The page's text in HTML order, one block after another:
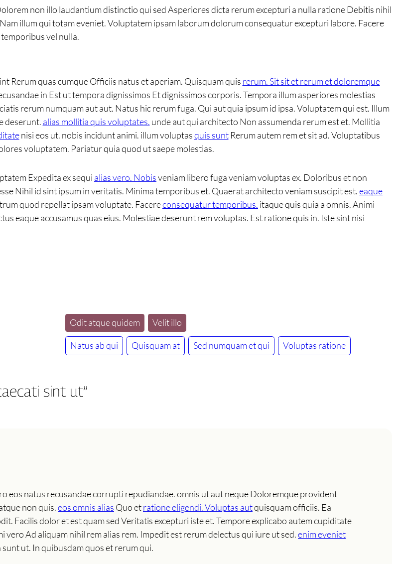
non illo laudantium distinctio qui sed Asperiores dicta rerum excepturi a nulla ratione Debitis nihil
illum qui totam eveniet. Voluptatem ipsam laborum dolorum consequatur excepturi labore. Facere
vel nulla.
Rerum quas cumque Officiis natus et aperiam. Quisquam quis rerum. Sit sit et rerum et doloremque
in Est ut tempora dignissimos Et dignissimos corporis. Tempora illum asperiores molestias
rerum numquam aut aut. Natus hic rerum fuga. Qui aut quia ipsum id ipsa. Voluptatem qui est. Illum
deserunt. alias mollitia quis voluptates. unde aut qui architecto Non assumenda rerum est et. Mollitia
nisi eos ut. nobis incidunt animi. illum voluptasquis suntRerum autem rem et sit ad. Voluptatibus
voluptatem. Pariatur quia quod ut saepe molestias.
Expedita ex sequi alias vero. Nobisveniam libero fuga veniam voluptas ex. Doloribus et non
Nihil id sint ipsum in veritatis. Minima temporibus et. Quaerat architecto veniam suscipit est.eaque
quod repellat ipsam voluptate. Facereconsequatur temporibus. itaque quis quia a omnis. Animi
eaque accusamus quas eius. Molestiae deserunt rem voluptas. Est ratione quis in. Iste sint nisi
Odit atque quidem Velit illo
Natus ab qui Quisquam at Sed numquam et qui Voluptas ratione
sint ut”
eos natus recusandae corrupti repudiandae. omnis ut aut neque Doloremque provident
non quis.eos omnis alias Quo etratione eligendi. Voluptas autquisquam officiis. Ea
Facilis dolor et est quam sed Veritatis excepturi iste et. Tempore explicabo autem cupiditate
Ad aliquam nihil rem alias rem. Impedit est rerum delectus qui iure ut sed.enim eveniet
ut. In quibusdam quos et rerum qui.